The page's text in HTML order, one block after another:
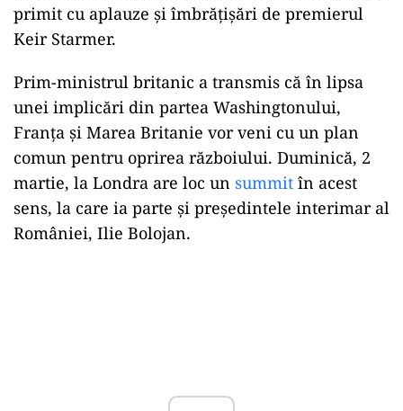
primit cu aplauze și îmbrățișări de premierul
Keir Starmer.
Prim-ministrul britanic a transmis că în lipsa
unei implicări din partea Washingtonului,
Franța și Marea Britanie vor veni cu un plan
comun pentru oprirea războiului. Duminică, 2
martie, la Londra are loc un summit în acest
sens, la care ia parte și președintele interimar al
României, Ilie Bolojan.